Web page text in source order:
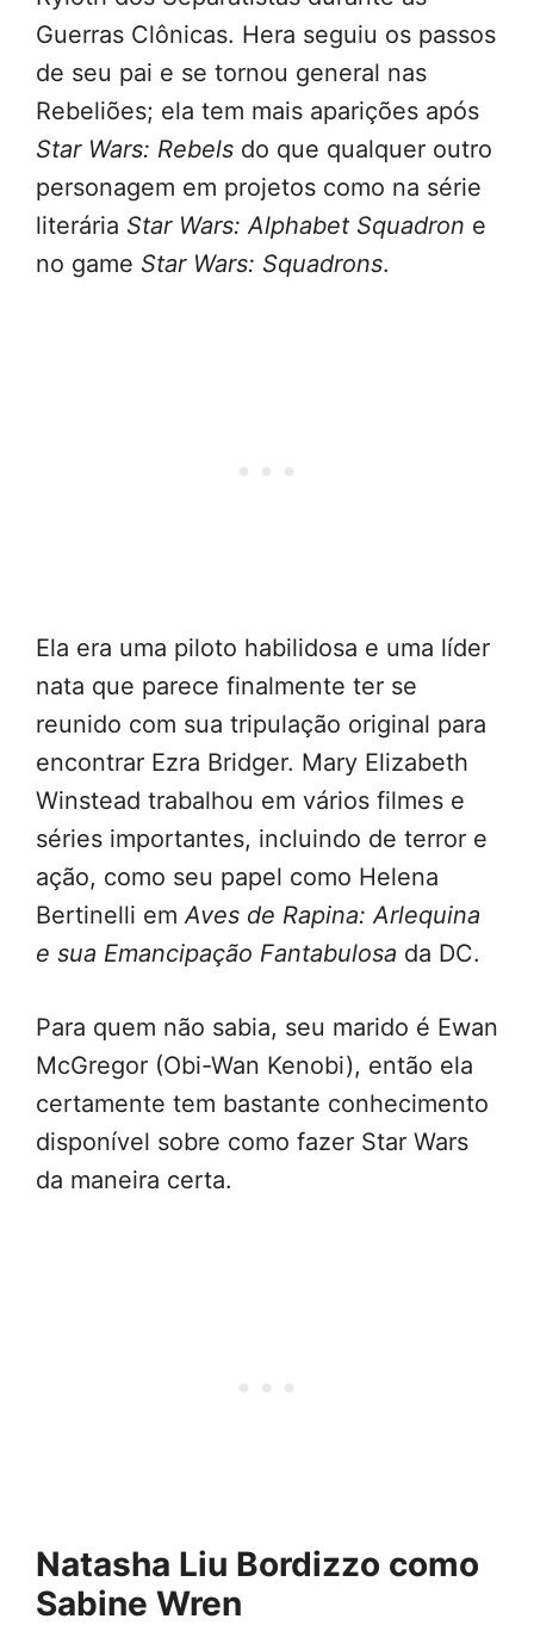
Guerras Clônicas. Hera seguiu os passos
de seu pai e se tornou general nas
Rebeliões; ela tem mais aparições após
Star Wars: Rebels do que qualquer outro
personagem em projetos como na série
literária Star Wars: Alphabet Squadron e
no game Star Wars: Squadrons.
Ela era uma piloto habilidosa e uma líder
nata que parece finalmente ter se
reunido com sua tripulação original para
encontrar Ezra Bridger. Mary Elizabeth
Winstead trabalhou em vários filmes e
séries importantes, incluindo de terror e
ação, como seu papel como Helena
Bertinelli emAves de Rapina: Arlequina
e sua Emancipação Fantabulosa da DC.
Para quem não sabia, seu marido é Ewan
McGregor (Obi-Wan Kenobi), então ela
certamente tem bastante conhecimento
disponível sobre como fazer Star Wars
da maneira certa.
Natasha Liu Bordizzo como
Sabine Wren